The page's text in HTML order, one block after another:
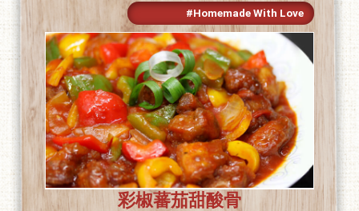
#Homemade With Love
彩椒蕃茄甜酸骨